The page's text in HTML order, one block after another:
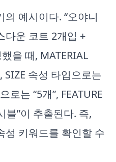
예시이다. “오야니
다운 코트 2개입 +
을 때, MATERIAL
SIZE 속성 타입으로는
로는 “5개”, FEATURE
블”이 추출된다. 즉,
성 키워드를 확인할 수